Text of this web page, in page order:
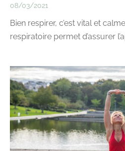
08/03/2021
Bien respirer, c’est vital et
respiratoire permet d’assurer